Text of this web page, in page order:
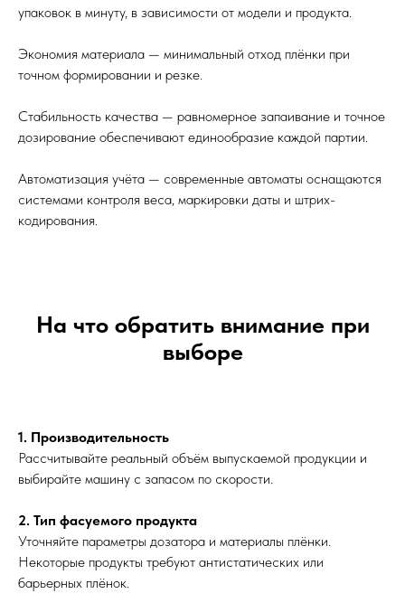
упаковок в минуту, в зависимости от модели и продукта.
Экономия материала — минимальный отход плёнки при
точном формировании и резке.
Стабильность качества — равномерное запаивание и точное
дозирование обеспечивают единообразие каждой партии.
Автоматизация учёта — современные автоматы оснащаются
системами контроля веса, маркировки даты и штрих-
кодирования.
На что обратить внимание при
выборе
1. Производительность
Рассчитывайте реальный объём выпускаемой продукции и
выбирайте машину с запасом по скорости.
2. Тип фасуемого продукта
Уточняйте параметры дозатора и материалы плёнки.
Некоторые продукты требуют антистатических или
барьерных плёнок.